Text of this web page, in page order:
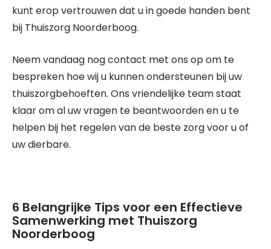
kunt erop vertrouwen dat u in goede handen bent
bij Thuiszorg Noorderboog.
Neem vandaag nog contact met ons op om te
bespreken hoe wij u kunnen ondersteunen bij uw
thuiszorgbehoeften. Ons vriendelijke team staat
klaar om al uw vragen te beantwoorden en u te
helpen bij het regelen van de beste zorg voor u of
uw dierbare.
6 Belangrijke Tips voor een Effectieve
Samenwerking met Thuiszorg
Noorderboog